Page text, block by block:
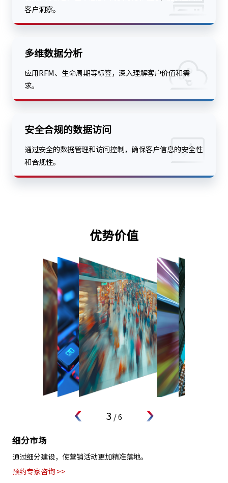
客户洞察。
多维数据分析
应用RFM、生命周期等标签，深入理解客户价值和需
求。
安全合规的数据访问
通过安全的数据管理和访问控制，确保客户信息的安全性
和合规性。
优势价值
4 / 6
客户洞察
通过个体画像功能，深化对客户行为和偏好的理解。
预约专家咨询 >>